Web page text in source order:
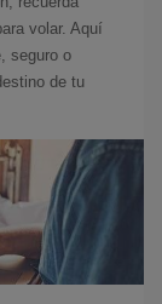
volar. Aquí
seguro o
de tu